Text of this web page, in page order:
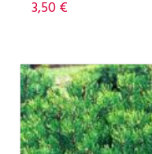
3,50€